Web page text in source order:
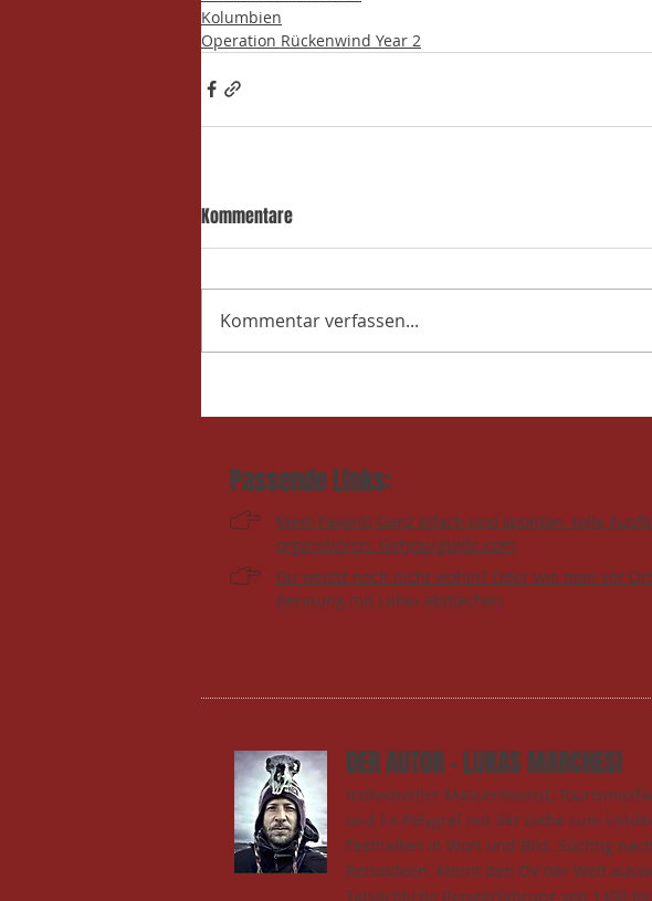
Kolumbien
Operation Rückenwind Year 2
Kommentare
Kommentar verfassen...
Passende Links:
Mein Favorit! Ganz eifach und spontan tolle
organisieren: Getyourguide.com
Du weisst noch nicht wohin? Oder wie man vor
Beratung mit Lukas abmachen
DER AUTOR - LUKAS MARCHESI
Individueller Massentourist,
und Ex-Polygraf mit der Liebe zum
Festhalten in Wort und Bild. Süchtig nach
Reiseideen. Kennt den ÖV der Welt
Tatsächliche Reiseerfahrung von 1400